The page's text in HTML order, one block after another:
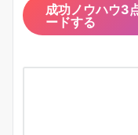
成功ノウハウ3
ードする